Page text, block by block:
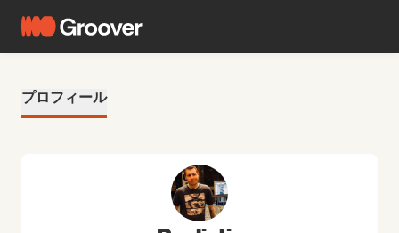
プロフィール